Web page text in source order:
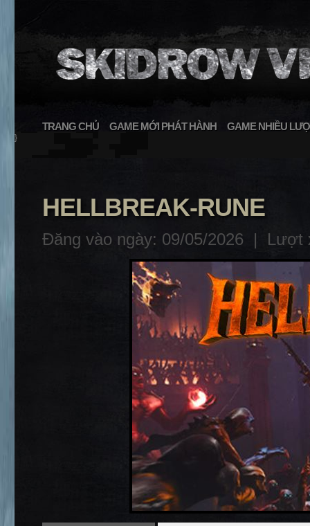
TRANG CHỦ GAME MỚI PHÁT HÀNH GAME NHIỀU
}
HELLBREAK-RUNE
Đăng vào ngày: 09/05/2026 | Lượt